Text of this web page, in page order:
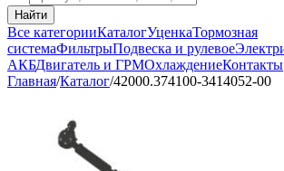
Найти
Все категорииКаталогУценкаТормозная
системаФильтрыПодвеска и рулевое
АКБДвигатель и ГРМОхлаждениеКонтакты
Главная/Каталог/42000.374100-3414052-00